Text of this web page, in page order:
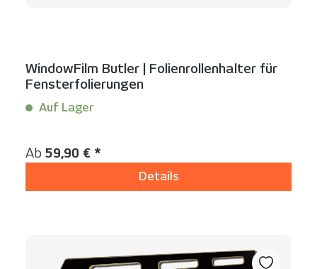
WindowFilm Butler | Folienrollenhalter für
Fensterfolierungen
Auf Lager
Regulärer Preis:
Ab 59,90 € *
Details